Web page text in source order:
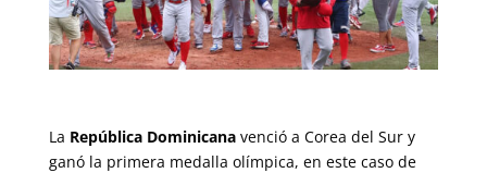
La República Dominicanavenció a Corea del Sur y
ganó la primera medalla olímpica, en este caso de